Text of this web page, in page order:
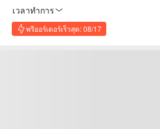
เวลาทำการ
พรีออร์เดอร์เร็วสุด: 08/17